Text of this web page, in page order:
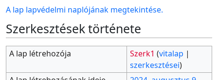
A lap lapvédelmi naplójának megtekintése.
Szerkesztések története
A lap létrehozója Szerk1 (vitalap |
szerkesztései)